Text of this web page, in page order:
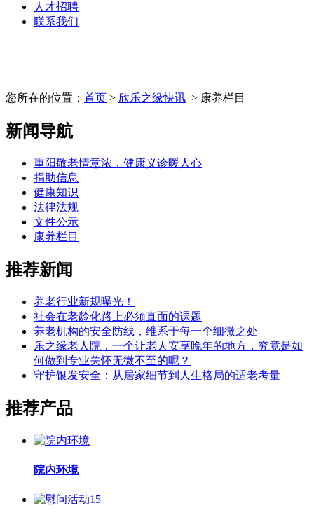
人才招聘
联系我们
您所在的位置： 首页 > 欣乐之缘快讯 > 康养栏目
新闻导航
重阳敬老情意浓，健康义诊暖人心
捐助信息
健康知识
法律法规
文件公示
康养栏目
推荐新闻
养老行业新规曝光！
社会在老龄化路上必须直面的课题
养老机构的安全防线，维系于每一个细微之处
乐之缘老人院，一个让老人安享晚年的地方，究竟是如
何做到专业关怀无微不至的呢？
守护银发安全：从居家细节到人生格局的适老考量
推荐产品
院内环境